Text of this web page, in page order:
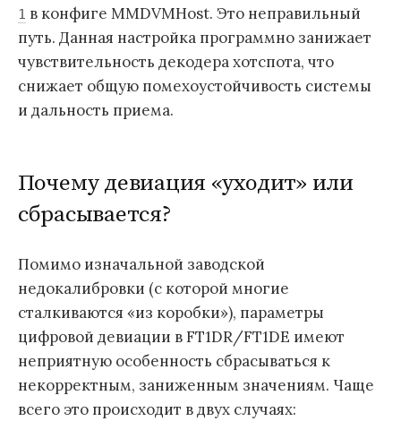
1 в конфиге MMDVMHost. Это неправильный
путь. Данная настройка программно занижает
чувствительность декодера хотспота, что
снижает общую помехоустойчивость системы
и дальность приема.
Почему девиация «уходит» или
сбрасывается?
Помимо изначальной заводской
недокалибровки (с которой многие
сталкиваются «из коробки»), параметры
цифровой девиации в FT1DR/FT1DE имеют
неприятную особенность сбрасываться к
некорректным, заниженным значениям. Чаще
всего это происходит в двух случаях: